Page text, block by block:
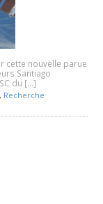
cette nouvelle parue
Santiago
du […]
, Recherche